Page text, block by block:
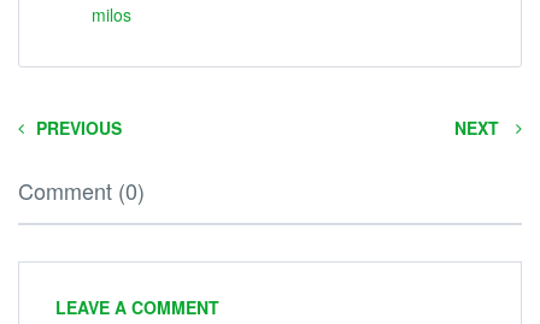
milos
PREVIOUS NEXT
Comment (0)
LEAVE A COMMENT